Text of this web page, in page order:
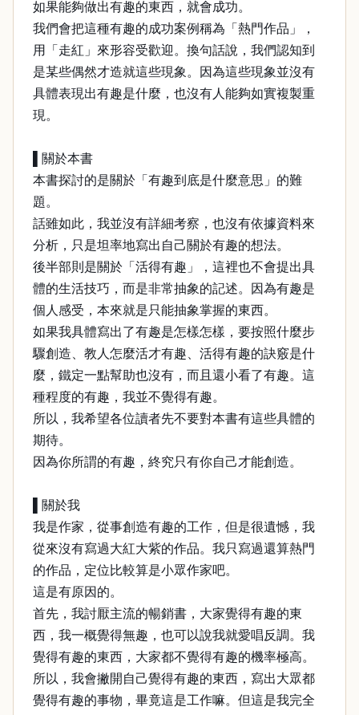
如果能夠做出有趣的東西，就會成功。
我們會把這種有趣的成功案例稱為「熱門作品」，
用「走紅」來形容受歡迎。換句話說，我們認知到
是某些偶然才造就這些現象。因為這些現象並沒有
具體表現出有趣是什麼，也沒有人能夠如實複製重
現。
▌關於本書
本書探討的是關於「有趣到底是什麼意思」的難
題。
話雖如此，我並沒有詳細考察，也沒有依據資料來
分析，只是坦率地寫出自己關於有趣的想法。
後半部則是關於「活得有趣」，這裡也不會提出具
體的生活技巧，而是非常抽象的記述。因為有趣是
個人感受，本來就是只能抽象掌握的東西。
如果我具體寫出了有趣是怎樣怎樣，要按照什麼步
驟創造、教人怎麼活才有趣、活得有趣的訣竅是什
麼，鐵定一點幫助也沒有，而且還小看了有趣。這
種程度的有趣，我並不覺得有趣。
所以，我希望各位讀者先不要對本書有這些具體的
期待。
因為你所謂的有趣，終究只有你自己才能創造。
▌關於我
我是作家，從事創造有趣的工作，但是很遺憾，我
從來沒有寫過大紅大紫的作品。我只寫過還算熱門
的作品，定位比較算是小眾作家吧。
這是有原因的。
首先，我討厭主流的暢銷書，大家覺得有趣的東
西，我一概覺得無趣，也可以說我就愛唱反調。我
覺得有趣的東西，大家都不覺得有趣的機率極高。
所以，我會撇開自己覺得有趣的東西，寫出大眾都
覺得有趣的事物，畢竟這是工作嘛。但這是我完全